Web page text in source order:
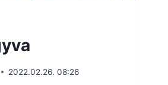
2022.02.26. 08:26